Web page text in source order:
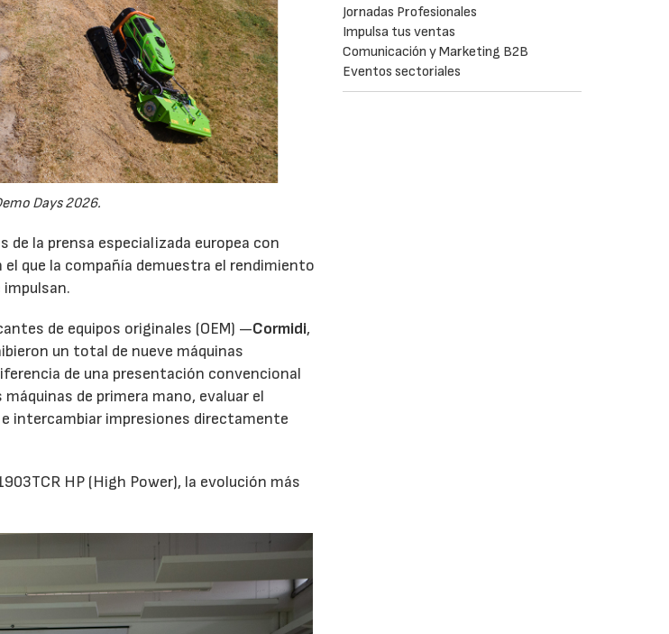
Days 2026.
de la prensa especializada europea con
que la compañía demuestra el rendimiento
de equipos originales (OEM) —Cormidi,
un total de nueve máquinas
de una presentación convencional
de primera mano, evaluar el
intercambiar impresiones directamente
HP (High Power), la evolución más
Jornadas Profesionales
Impulsa tus ventas
Comunicación y Marketing B2B
Eventos sectoriales